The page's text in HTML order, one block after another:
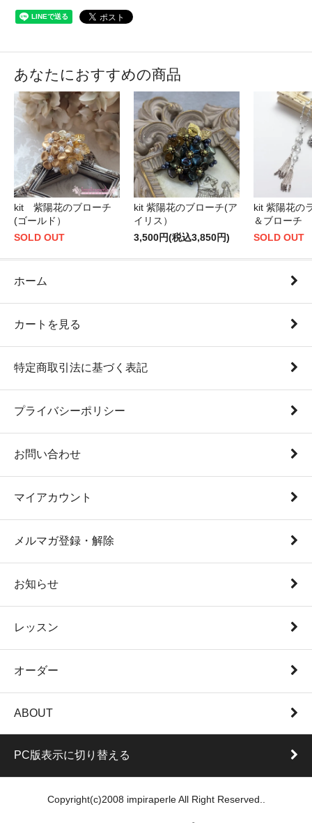
あなたにおすすめの商品
kit 紫陽花のブローチ
(ゴールド）
SOLD OUT
kit 紫陽花のブローチ(ア
イリス）
3,500円(税込3,850円)
kit 紫陽花の
＆ブローチ
SOLD OUT
ホーム
カートを見る
特定商取引法に基づく表記
プライバシーポリシー
お問い合わせ
マイアカウント
メルマガ登録・解除
お知らせ
レッスン
オーダー
ABOUT
PC版表示に切り替える
Copyright(c)2008 impiraperle All Right Reserved..